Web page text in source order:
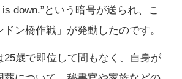
is down.”という暗号が送られ、こ
ン橋作戦」が発動したのです。
25歳で即位して間もなく、自身が